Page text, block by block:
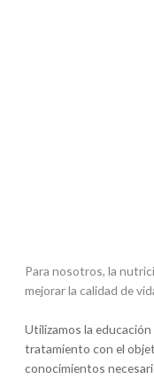
Para nosotros, la
mejorar la calidad de
Utilizamos la
tratamiento con el
conocimientos